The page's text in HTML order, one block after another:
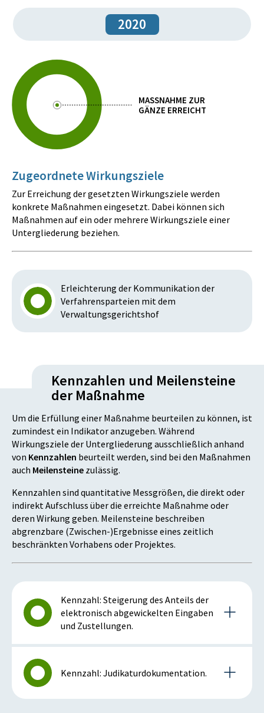
2020
MASSNAHME ZUR
GÄNZE ERREICHT
Zugeordnete Wirkungsziele
Zur Erreichung der gesetzten Wirkungsziele werden
konkrete Maßnahmen eingesetzt. Dabei können sich
Maßnahmen auf ein oder mehrere Wirkungsziele einer
Untergliederung beziehen.
Erleichterung der Kommunikation der
Verfahrensparteien mit dem
Verwaltungsgerichtshof
Kennzahlen und Meilensteine
der Maßnahme
Um die Erfüllung einer Maßnahme beurteilen zu können, ist
zumindest ein Indikator anzugeben. Während
Wirkungsziele der Untergliederung ausschließlich anhand
von Kennzahlen beurteilt werden, sind bei den Maßnahmen
auch Meilensteine zulässig.
Kennzahlen sind quantitative Messgrößen, die direkt oder
indirekt Aufschluss über die erreichte Maßnahme oder
deren Wirkung geben. Meilensteine beschreiben
abgrenzbare (Zwischen-)Ergebnisse eines zeitlich
beschränkten Vorhabens oder Projektes.
Kennzahl: Steigerung des Anteils der
elektronisch abgewickelten Eingaben
und Zustellungen.
Details zur Kennzahl
2020
Kennzahl: Judikaturdokumentation.